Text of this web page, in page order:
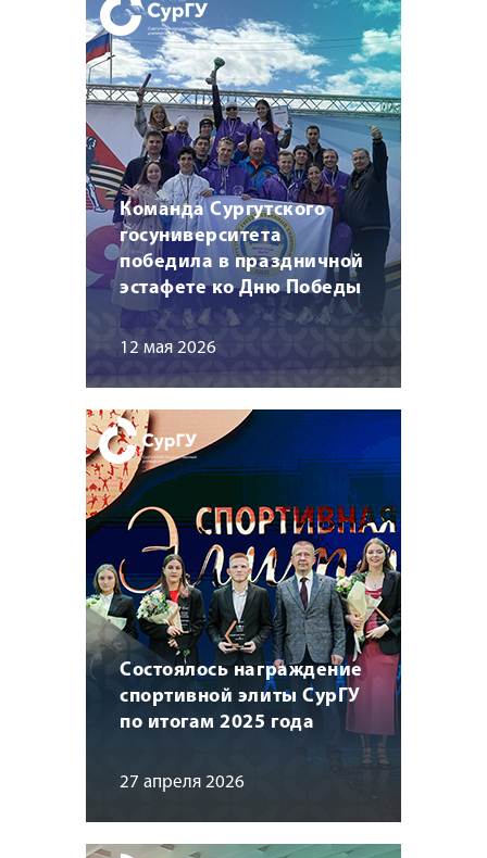
Команда Сургутского
госуниверситета
победила в праздничной
эстафете ко Дню Победы
12 мая 2026
Состоялось награждение
спортивной элиты СурГУ
по итогам 2025 года
27 апреля 2026